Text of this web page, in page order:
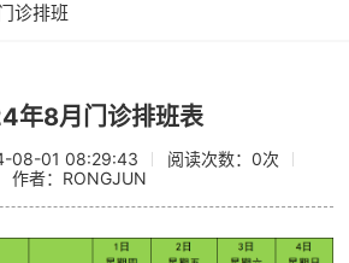
诊排班
年8月门诊排班表
08-01 08:29:43 阅读次数： 0次
作者：RONGJUN